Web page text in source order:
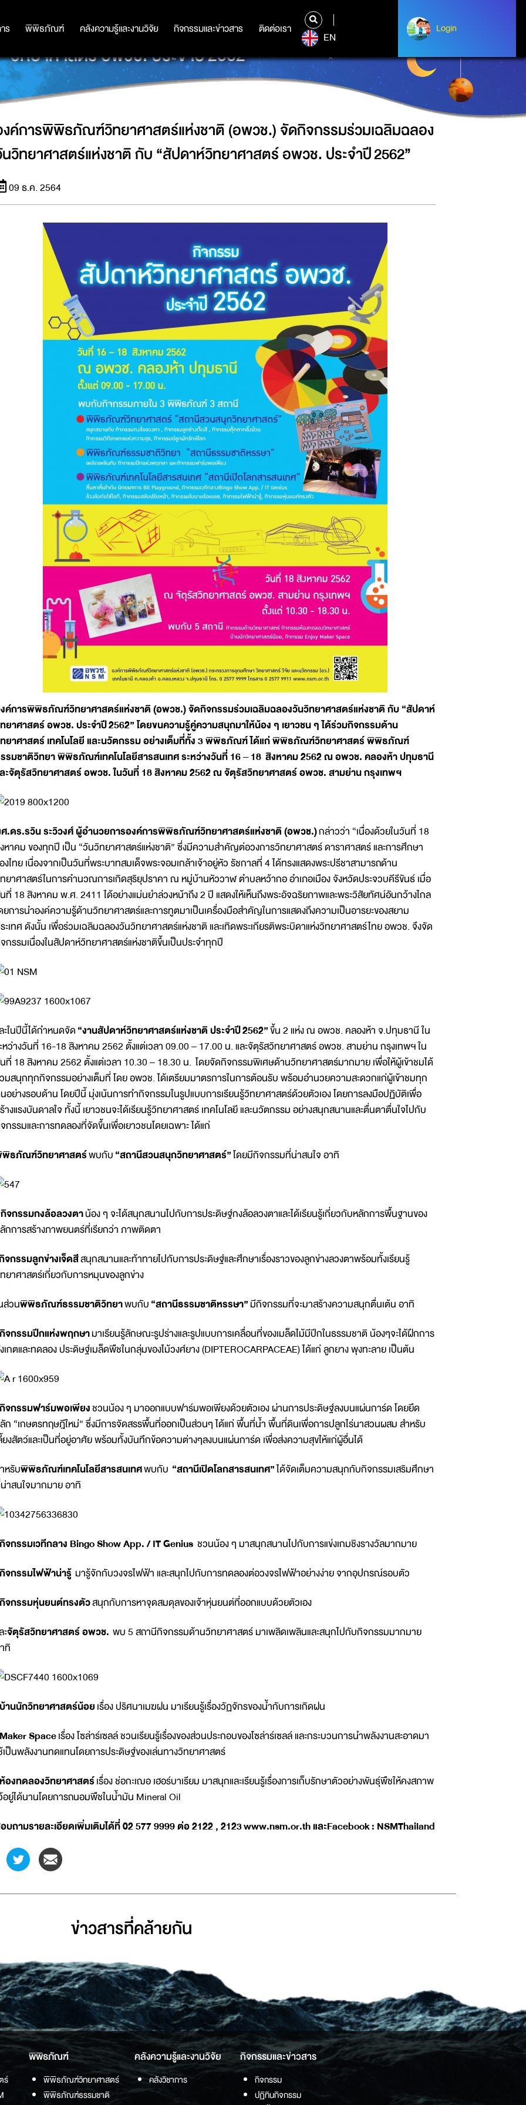
ร พิพิธภัณฑ์ คลังความรู้และงานวิจัย กิจกรรมและข่าวสาร ติดต่อเรา
ร พิพิธภัณฑ์ คลังความรู้และงานวิจัย กิจกรรมและข่าวสาร ติดต่อเรา
EN
Login
Login
(อพวช.) จัดกิจกรรมร่วมเฉลิมฉลองวันวิทยาศาสตร์แห่งชาติ กับ “สัปดาห์
วิทยาศาสตร์ อพวช. ประจำปี 2562”
ค์การพิพิธภัณฑ์วิทยาศาสตร์แห่งชาติ (อพวช.) จัดกิจกรรมร่วมเฉลิมฉลอง
วิทยาศาสตร์แห่งชาติ กับ “สัปดาห์วิทยาศาสตร์ อพวช. ประจำปี 2562”
09 ธ.ค. 2564
ค์การพิพิธภัณฑ์วิทยาศาสตร์แห่งชาติ (อพวช.) จัดกิจกรรมร่วมเฉลิมฉลองวันวิทยาศาสตร์แห่งชาติ กับ “สัปดาห์
ยาศาสตร์ อพวช. ประจำปี2562” โดยขนความรู้คู่ความสนุกมาให้น้อง ๆ เยาวชน ๆ ได้ร่วมกิจกรรมด้าน
ยาศาสตร์ เทคโนโลยี และนวัตกรรม อย่างเต็มที่ทั้ง 3 พิพิธภัณฑ์ ได้แก่ พิพิธภัณฑ์วิทยาศาสตร์ พิพิธภัณฑ์
รมชาติวิทยา พิพิธภัณฑ์เทคโนโลยีสารสนเทศ ระหว่างวันที่ 16 – 18 สิงหาคม 2562 ณ อพวช. คลองห้า ปทุมธานี
ะจัตุรัสวิทยาศาสตร์ อพวช. ในวันที่ 18 สิงหาคม 2562 ณ จัตุรัสวิทยาศาสตร์ อพวช. สามย่าน กรุงเทพฯ
.ดร.รวิน ระวิวงศ์ ผู้อำนวยการองค์การพิพิธภัณฑ์วิทยาศาสตร์แห่งชาติ (อพวช.)กล่าวว่า “เนื่องด้วยในวันที่ 18
หาคม ของทุกปี เป็น “วันวิทยาศาสตร์แห่งชาติ” ซึ่งมีความสำคัญต่อวงการวิทยาศาสตร์ ดาราศาสตร์ และการศึกษา
งไทย เนื่องจากเป็นวันที่พระบาทสมเด็จพระจอมเกล้าเจ้าอยู่หัว รัชกาลที่ 4 ได้ทรงแสดงพระปรีชาสามารถด้าน
ยาศาสตร์ในการคำนวณการเกิดสุริยุปราคา ณ หมู่บ้านหัววาฬ ตำบลหว้ากอ อำเภอเมือง จังหวัดประจวบคีรีขันธ์ เมื่อ
ที่ 18 สิงหาคม พ.ศ. 2411 ได้อย่างแม่นยำล่วงหน้าถึง 2 ปี แสดงให้เห็นถึงพระอัจฉริยภาพและพระวิสัยทัศน์อันกว้างไกล
ยการนำองค์ความรู้ด้านวิทยาศาสตร์และการทูตมาเป็นเครื่องมือสำคัญในการแสดงถึงความเป็นอารยะของสยาม
ะเทศ ดังนั้น เพื่อร่วมเฉลิมฉลองวันวิทยาศาสตร์แห่งชาติ และเทิดพระเกียรติพระบิดาแห่งวิทยาศาสตร์ไทย อพวช. จึงจัด
กรรมเนื่องในสัปดาห์วิทยาศาสตร์แห่งชาติขึ้นเป็นประจำทุกปี
ะในปีนี้ได้กำหนดจัด“งานสัปดาห์วิทยาศาสตร์แห่งชาติ ประจำปี2562”ขึ้น 2 แห่ง ณ อพวช. คลองห้า จ.ปทุมธานี ใน
หว่างวันที่ 16-18 สิงหาคม 2562 ตั้งแต่เวลา 09.00 – 17.00 น. และจัตุรัสวิทยาศาสตร์ อพวช. สามย่าน กรุงเทพฯ ใน
ที่ 18 สิงหาคม 2562 ตั้งแต่เวลา 10.30 – 18.30 น. โดยจัดกิจกรรมพิเศษด้านวิทยาศาสตร์มากมาย เพื่อให้ผู้เข้าชมได้
มสนุกทุกกิจกรรมอย่างเต็มที่ โดย อพวช. ได้เตรียมมาตรการในการต้อนรับ พร้อมอำนวยความสะดวกแก่ผู้เข้าชมทุก
อย่างรอบด้าน โดยปีนี้ มุ่งเน้นการทำกิจกรรมในรูปแบบการเรียนรู้วิทยาศาสตร์ด้วยตัวเอง โดยการลงมือปฏิบัติเพื่อ
างแรงบันดาลใจ ทั้งนี้ เยาวชนจะได้เรียนรู้วิทยาศาสตร์ เทคโนโลยี และนวัตกรรม อย่างสนุกสนานและตื่นตาตื่นใจไปกับ
กรรมและการทดลองที่จัดขึ้นเพื่อเยาวชนโดยเฉพาะ ได้แก่
ธภัณฑ์วิทยาศาสตร์พบกับ“สถานีสวนสนุกวิทยาศาสตร์”โดยมีกิจกรรมที่น่าสนใจ อาทิ
กิจกรรมกงล้อลวงตาน้อง ๆ จะได้สนุกสนานไปกับการประดิษฐ์กงล้อลวงตาและได้เรียนรู้เกี่ยวกับหลักการพื้นฐานของ
กการสร้างภาพยนตร์ที่เรียกว่า ภาพติดตา
จกรรมลูกข่างเจ็ดสีสนุกสนานและท้าทายไปกับการประดิษฐ์และศึกษาเรื่องราวของลูกข่างลวงตาพร้อมทั้งเรียนรู้
ยาศาสตร์เกี่ยวกับการหมุนของลูกข่าง
ส่วนพิพิธภัณฑ์ธรรมชาติวิทยาพบกับ“สถานีธรรมชาติหรรษา”มีกิจกรรมที่จะมาสร้างความสนุกตื่นเต้น อาทิ
จกรรมปีกแห่งพฤกษามาเรียนรู้ลักษณะรูปร่างและรูปแบบการเคลื่อนที่ของเมล็ดไม้มีปีกในธรรมชาติ น้องๆจะได้ฝึกการ
เกตและทดลอง ประดิษฐ์เมล็ดพืชในกลุ่มของไม้วงศ์ยาง (DIPTEROCARPACEAE) ได้แก่ ลูกยาง พุงทะลาย เป็นต้น
จกรรมฟาร์มพอเพียงชวนน้อง ๆ มาออกแบบฟาร์มพอเพียงด้วยตัวเอง ผ่านการประดิษฐ์ลงบนแผ่นการ์ด โดยยึด
ก “เกษตรทฤษฎีใหม่” ซึ่งมีการจัดสรรพื้นที่ออกเป็นส่วนๆ ได้แก่ พื้นที่น้ำ พื้นที่ดินเพื่อการปลูกไร่นาสวนผสม สำหรับ
ยงสัตว์และเป็นที่อยู่อาศัย พร้อมทั้งบันทึกข้อความต่างๆลงบนแผ่นการ์ด เพื่อส่งความสุขให้แก่ผู้อื่นได้
หรับพิพิธภัณฑ์เทคโนโลยีสารสนเทศพบกับ “สถานีเปิดโลกสารสนเทศ”ได้จัดเต็มความสนุกกับกิจกรรมเสริมศึกษา
าสนใจมากมาย อาทิ
จกรรมเวทีกลาง Bingo Show App. / IT Geniusชวนน้อง ๆ มาสนุกสนานไปกับการแข่งเกมชิงรางวัลมากมาย
จกรรมไฟฟ้าน่ารู้มารู้จักกับวงจรไฟฟ้า และสนุกไปกับการทดลองต่อวงจรไฟฟ้าอย่างง่าย จากอุปกรณ์รอบตัว
จกรรมหุ่นยนต์ทรงตัวสนุกกับการหาจุดสมดุลของเจ้าหุ่นยนต์ที่ออกแบบด้วยตัวเอง
ะจัตุรัสวิทยาศาสตร์ อพวช. พบ 5 สถานีกิจกรรมด้านวิทยาศาสตร์ มาเพลิดเพลินและสนุกไปกับกิจกรรมมากมาย
ทิ
านนักวิทยาศาสตร์น้อยเรื่อง ปริศนาเมฆฝน มาเรียนรู้เรื่องวัฏจักรของน้ำกับการเกิดฝน
Spaceเรื่อง โซล่าร์เซลล์ ชวนเรียนรู้เรื่องของส่วนประกอบของโซล่าร์เซลล์ และกระบวนการนำพลังงานสะอาดมา
เป็นพลังงานทดแทนโดยการประดิษฐ์ของเล่นทางวิทยาศาสตร์
องทดลองวิทยาศาสตร์เรื่อง ช่อกะเฌอ เฮอร์บาเรียม มาสนุกและเรียนรู้เรื่องการเก็บรักษาตัวอย่างพันธุ์พืชให้คงสภาพ
อยู่ได้นานโดยการถนอมพืชในน้ำมัน Mineral Oil
บถามรายละเอียดเพิ่มเติมได้ที่ 02 577 9999 ต่อ 2122 , 2123www.nsm.or.th และFacebook : NSMThailand
ข่าวสารที่่คล้ายกัน
ร์
พิพิธภัณฑ์
พิพิธภัณฑ์วิทยาศาสตร์
พิพิธภัณฑ์ธรรมชาติ
คลังความรู้และงานวิจัย
คลังวิชาการ
กิจกรรมและข่าวสาร
กิจกรรม
ปฏิทินกิจกรรม